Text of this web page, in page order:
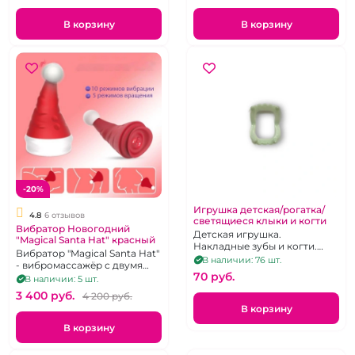
В корзину В корзину
-20%
4.8 6 отзывов
Вибратор Новогодний
"Magical Santa Hat" красный
Вибратор "Magical Santa Hat"
- вибромассажёр с двумя
точками контакта. Имеет 10
уровней вибрации на
кончике шляпки и 5
режимов стимуляции
горошинки у ее основания.
В наличии: 5 шт.
3 400 pуб. 4 200 pуб.
В корзину
Игрушка детская/рогатка/
светящиеся клыки и когти
Детская игрушка.
Накладные зубы и когти.
Костюм на Хэллоуин.
Рогатка. Сквиш
В наличии: 76 шт.
70 pуб.
В корзину